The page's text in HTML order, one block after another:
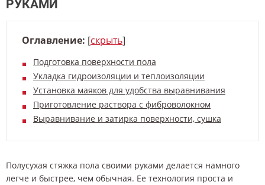
РУКАМИ
Оглавление: [скрыть]
Подготовка поверхности пола
Укладка гидроизоляции и теплоизоляции
Установка маяков для удобства выравнивания
Приготовление раствора с фиброволокном
Выравнивание и затирка поверхности, сушка
Полусухая стяжка пола своими руками делается намного
легче и быстрее, чем обычная. Ее технология проста и